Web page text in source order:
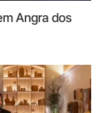
Angra dos